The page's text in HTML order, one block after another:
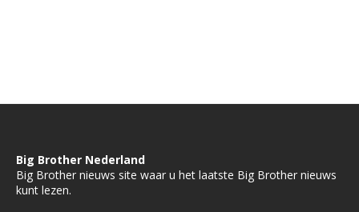
Big Brother Nederland
Big Brother nieuws site waar u het laatste Big Brother nieuws
kunt lezen.